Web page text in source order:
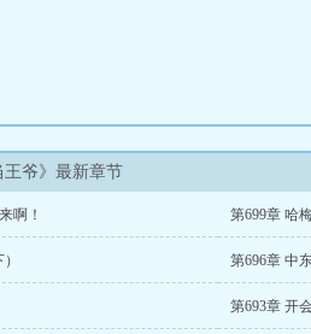
王爷》最新章节
啊！ 第699章 哈
第696章 中
第693章 开